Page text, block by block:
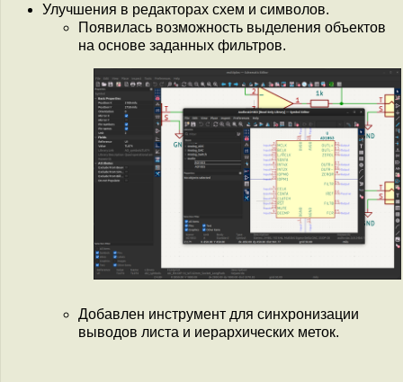
Улучшения в редакторах схем и символов.
Появилась возможность выделения объектов
на основе заданных фильтров.
Добавлен инструмент для синхронизации
выводов листа и иерархических меток.